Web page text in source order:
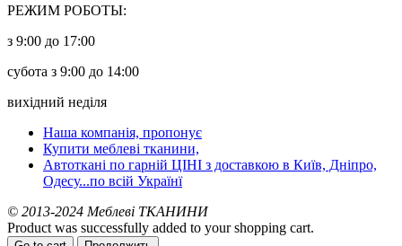
РЕЖИМ РОБОТЫ:
з 9:00 до 17:00
субота з 9:00 до 14:00
вихідний неділя
Наша компанія, пропонує
Купити меблеві тканини,
Автоткані по гарній ЦІНІ з доставкою в Київ, Дніпро,
Одесу...по всій Українї
© 2013-2024 Меблеві ТКАНИНИ
Product was successfully added to your shopping cart.